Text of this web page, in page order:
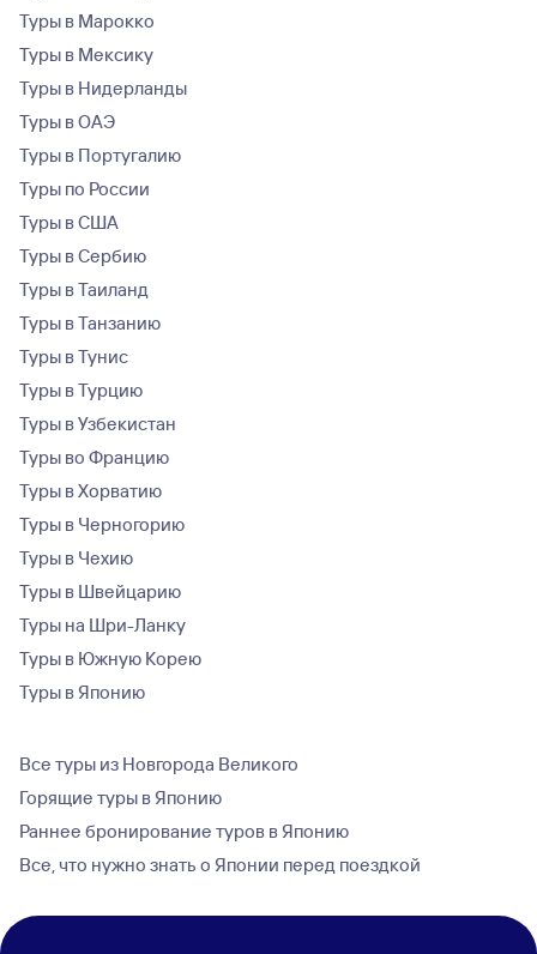
Туры в Марокко
Туры в Мексику
Туры в Нидерланды
Туры в ОАЭ
Туры в Португалию
Туры по России
Туры в США
Туры в Сербию
Туры в Таиланд
Туры в Танзанию
Туры в Тунис
Туры в Турцию
Туры в Узбекистан
Туры во Францию
Туры в Хорватию
Туры в Черногорию
Туры в Чехию
Туры в Швейцарию
Туры на Шри-Ланку
Туры в Южную Корею
Туры в Японию
Все туры из Новгорода Великого
Горящие туры в Японию
Раннее бронирование туров в Японию
Все, что нужно знать о Японии перед поездкой